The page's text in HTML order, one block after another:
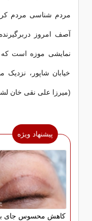
مردم شناسی مردم
آصف امروز
نمایشی موزه است
خیابان شاپور،
(میرزا علی نقی خان
پیشنهاد ویژه
کاهش محسوس جای